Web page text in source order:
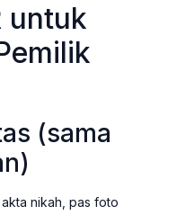
untuk
(sama
nikah, pas foto